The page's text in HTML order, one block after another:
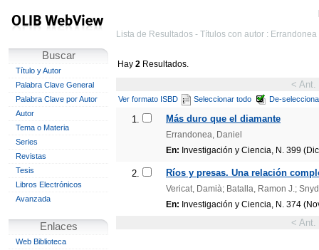
Buscar
Título y Autor
Palabra Clave General
Palabra Clave por Autor
Autor
Tema o Materia
Series
Revistas
Tesis
Libros Electrónicos
Avanzada
Enlaces
Web Biblioteca
Lista de Resultados - Títulos con autor : Errandonea
Hay 2 Resultados.
< Ant.
Ver formato ISBD Seleccionar todo De-
1. Más duro que el diamante
Errandonea, Daniel
En: Investigación y Ciencia, N. 399
2. Ríos y presas. Una relación
Vericat, Damià; Batalla, Ramon J.;
En: Investigación y Ciencia, N. 374
< Ant.